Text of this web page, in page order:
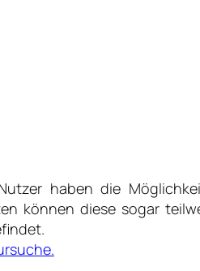
haben die
können diese sogar